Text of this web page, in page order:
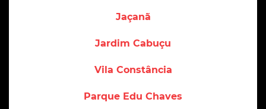
Jaçanã
Jardim Cabuçu
Vila Constância
Parque Edu Chaves